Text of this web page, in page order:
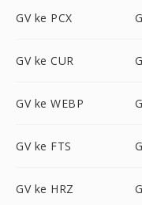
GV ke PCX
GV ke CUR
GV ke WEBP
GV ke FTS
GV ke HRZ